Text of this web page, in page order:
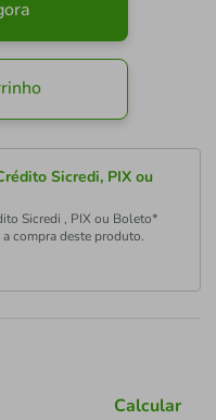
Sicredi, PIX ou
Sicredi , PIX ou Boleto*
compra deste produto.
Calcular